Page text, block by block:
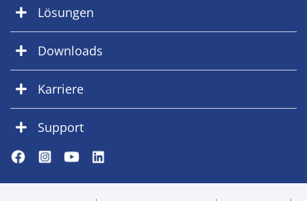
Lösungen
Downloads
Karriere
Support